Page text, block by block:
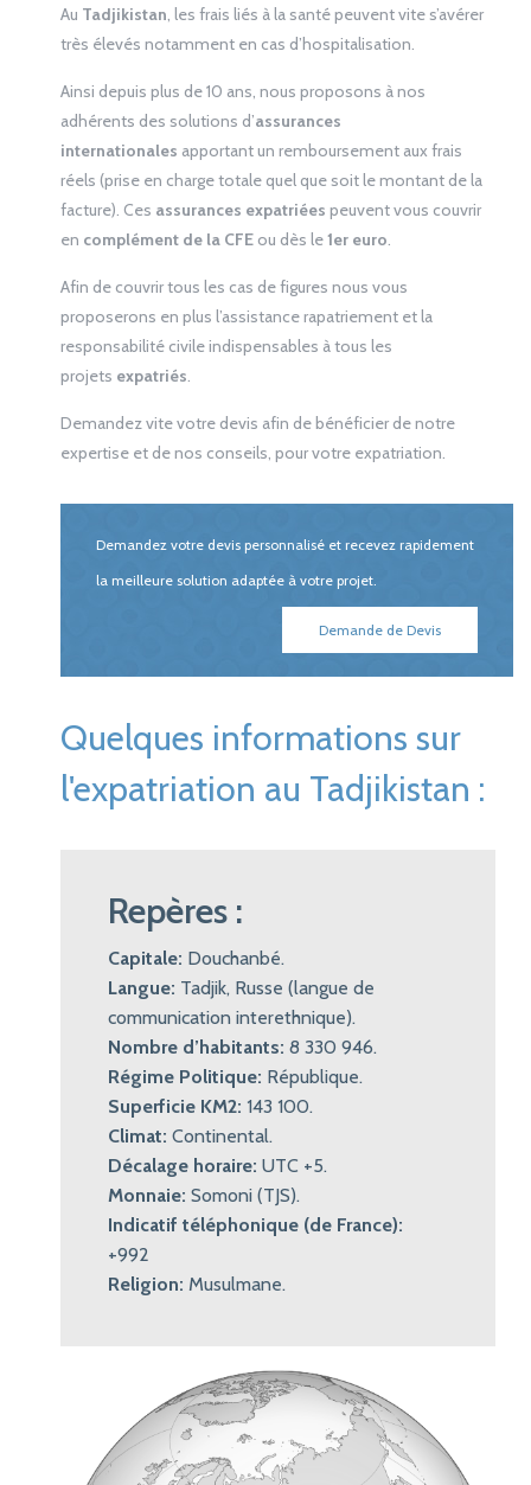
Au Tadjikistan, les frais liés à la santé peuvent vite s’avérer
très élevés notamment en cas d’hospitalisation.
Ainsi depuis plus de 10 ans, nous proposons à nos
adhérents des solutions d’assurances
internationales apportant un remboursement aux frais
réels (prise en charge totale quel que soit le montant de la
facture). Ces assurances expatriées peuvent vous couvrir
en complément de la CFEou dès le1er euro.
Afin de couvrir tous les cas de figures nous vous
proposerons en plus l’assistance rapatriement et la
responsabilité civile indispensables à tous les
projets expatriés.
Demandez vite votre devis afin de bénéficier de notre
expertise et de nos conseils, pour votre expatriation.
Demandez votre devis personnalisé et recevez rapidement
la meilleure solution adaptée à votre projet.
Demande de Devis
Quelques informations sur
l'expatriation au Tadjikistan :
Repères :
Capitale: Douchanbé.
Langue: Tadjik, Russe (langue de
communication interethnique).
Nombre d’habitants: 8 330 946.
Régime Politique: République.
Superficie KM2: 143 100.
Climat: Continental.
Décalage horaire: UTC +5.
Monnaie: Somoni (TJS).
Indicatif téléphonique (de France):
+992
Religion: Musulmane.